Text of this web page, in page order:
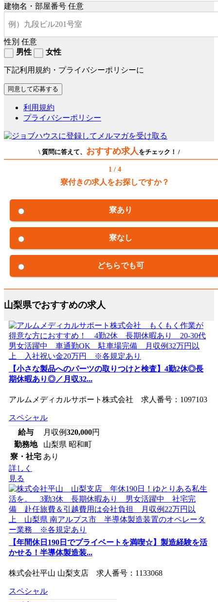
建物名・部屋番号 任意
性別 任意
男性
女性
下記利用規約・プライバシーポリシーに
利用規約
プライバシーポリシー
\ 質問に答えて、 おすすめ求人をチェック！ /
1 / 4
寮付きの求人をお探しですか？
寮あり
寮なし
どちらでも可
山梨県でおすすめの求人
【小さな製品へのパーツの取りつけと検査】4勤2休◎長
期休暇あり◎／月収32...
アルムメディカルサポート株式会社 求人番号：1097103
スペシャル
給与
月収例320,000円
勤務地
山梨県 昭和町
寮・社宅 あり
詳しく
見る
【年間休日190日でプライベートを満喫☆】製造経験を活
かせる！半導体製造装...
株式会社平山 山梨支店 求人番号：1133068
スペシャル